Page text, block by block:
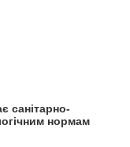
санітарно-
нормам